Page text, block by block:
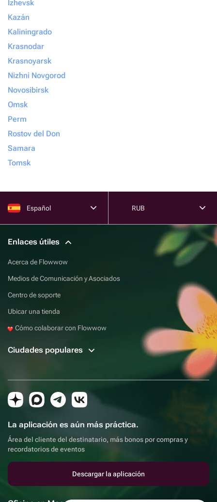
Izhevsk
Kazán
Kaliningrado
Krasnodar
Krasnoyarsk
Nizhni Novgorod
Novosibirsk
Omsk
Perm
Rostov del Don
Samara
Tomsk
Español RUB
Enlaces útiles
Acerca de Flowwow
Medios de Comunicación y Asociados
Centro de soporte
Ubicar una tienda
Cómo colaborar con Flowwow
Ciudades populares
La aplicación es aún más práctica.
Área del cliente del destinatario, más bonos por compras y
recordatorios de eventos
Descargar la aplicación